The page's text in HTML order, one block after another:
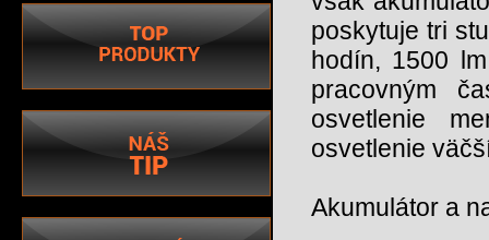
poskytuje tri
hodín, 1500
pracovným
osvetlenie
osvetlenie
Akumulátor a